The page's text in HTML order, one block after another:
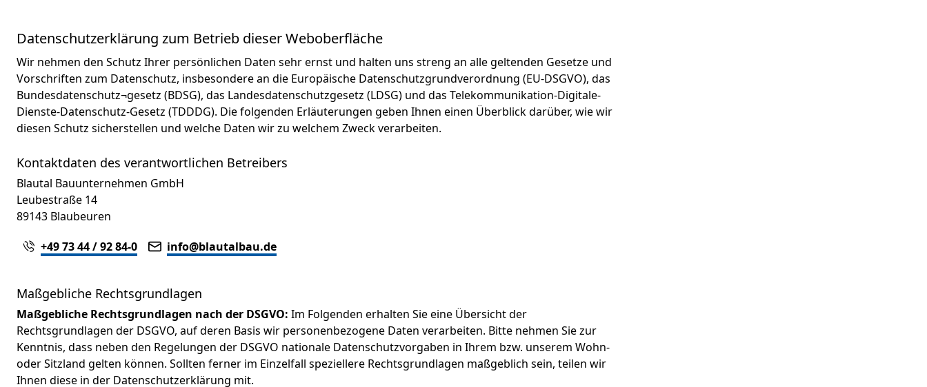
Datenschutzerklärung zum Betrieb dieser Weboberfläche
Wir nehmen den Schutz Ihrer persönlichen Daten sehr ernst und halten uns streng an alle geltenden Gesetze und
Vorschriften zum Datenschutz, insbesondere an die Europäische Datenschutzgrundverordnung (EU-DSGVO), das
Bundesdatenschutz¬gesetz (BDSG), das Landesdatenschutzgesetz (LDSG) und das Telekommunikation-Digitale-
Dienste-Datenschutz-Gesetz (TDDDG). Die folgenden Erläuterungen geben Ihnen einen Überblick darüber, wie wir
diesen Schutz sicherstellen und welche Daten wir zu welchem Zweck verarbeiten.
Kontaktdaten des verantwortlichen Betreibers
Blautal Bauunternehmen GmbH
Leubestraße 14
+49 73 44 / 92 84-0
info@blautalbau.de
Maßgebliche Rechtsgrundlagen
Maßgebliche Rechtsgrundlagen nach der DSGVO: Im Folgenden erhalten Sie eine Übersicht der
Rechtsgrundlagen der DSGVO, auf deren Basis wir personenbezogene Daten verarbeiten. Bitte nehmen Sie zur
Kenntnis, dass neben den Regelungen der DSGVO nationale Datenschutzvorgaben in Ihrem bzw. unserem Wohn-
oder Sitzland gelten können. Sollten ferner im Einzelfall speziellere Rechtsgrundlagen maßgeblich sein, teilen wir
Ihnen diese in der Datenschutzerklärung mit.